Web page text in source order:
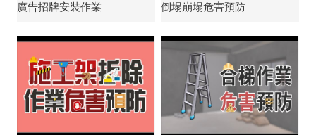
廣告招牌安裝作業
倒塌崩塌危害預防